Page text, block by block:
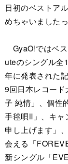
日初のベストア
めちゃいました
GyaO!ではベ
uteのシングル全
年に発表された
9回日本レコード
子 純情」、個性
手毬唄II」、キャ
申し上げます」
会える「
新シングル「